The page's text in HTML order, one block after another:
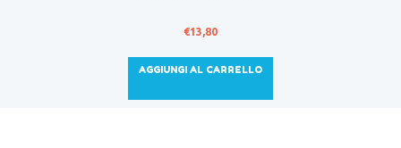
€13,80
AGGIUNGI AL CARRELLO